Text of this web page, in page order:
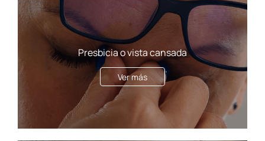
Presbicia o vista cansada
Ver más